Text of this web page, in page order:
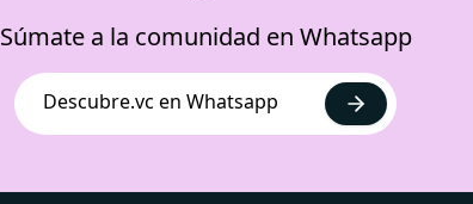
Súmate a la comunidad en Whatsapp
Descubre.vc en Whatsapp